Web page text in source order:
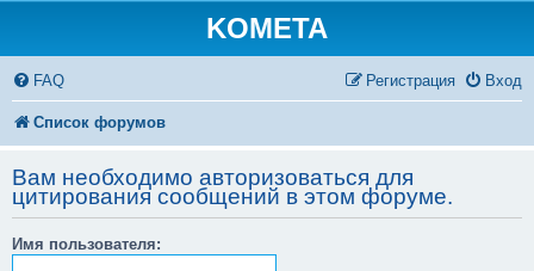
KOMETA
FAQ Вход
Регистрация
Список форумов
Вам необходимо авторизоваться для
цитирования сообщений в этом форуме.
Имя пользователя: